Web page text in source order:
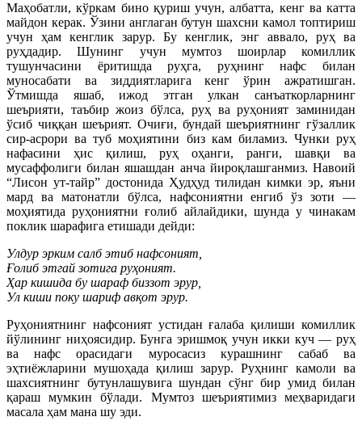
Маҳобатли, кўркам бино қуриш учун, албатта, кенг ва катта
майдон керак. Ўзини англаган бутун шахсни камол топтириш
учун ҳам кенглик зарур. Бу кенглик, энг аввало, руҳ ва
руҳдадир. Шунинг учун мумтоз шоирлар комиллик
тушунчасини ёритишда руҳга, руҳнинг нафс билан
муносабати ва зиддиятларига кенг ўрин ажратишган.
Ўтмишда яшаб, ижод этган улкан санъаткорларнинг
шеърияти, таъбир жоиз бўлса, руҳ ва руҳоният заминидан
ўсиб чиққан шеърият. Очиғи, бундай шеъриятнинг гўзаллик
сир-асрори ва туб моҳиятини биз кам биламиз. Чунки руҳ
нафасини ҳис қилиш, руҳ оҳанги, ранги, шавқи ва
мусаффолиги билан яшашдан анча йироқлашганмиз. Навоий
“Лисон ут-тайр” достонида Ҳудҳуд тилидан кимки эр, яъни
мард ва матонатли бўлса, нафсониятни енгиб ўз зоти —
моҳиятида руҳониятни ғолиб айлайдики, шунда у чинакам
поклик шарафига етишади дейди:
Улдур эрким салб этиб нафсоният,
Ғолиб этгай зотига руҳоният.
Ҳар кишида бу шараф биззот эрур,
Ул киши поку шариф авқот эрур.
Руҳониятнинг нафсоният устидан ғалаба қилиши комиллик
йўлининг ниҳоясидир. Бунга эришмоқ учун икки куч — руҳ
ва нафс орасидаги муросасиз курашнинг сабаб ва
эҳтиёжларини мушоҳада қилиш зарур. Руҳнинг камоли ва
шахсиятнинг бутунлашувига шундан сўнг бир умид билан
қараш мумкин бўлади. Мумтоз шеъриятимиз меҳваридаги
масала ҳам мана шу эди.